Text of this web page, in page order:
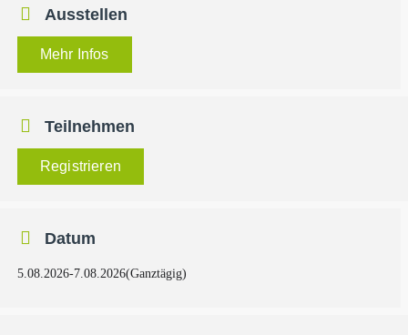
Ausstellen
Mehr Infos
Teilnehmen
Registrieren
Datum
5.08.2026-7.08.2026(Ganztägig)